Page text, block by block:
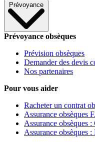
Prévoyance
Prévoyance obsèques
Prévision obsèques
Demander des devis
Nos partenaires
Pour vous aider
Racheter un contrat
Assurance obsèques
Assurance obsèques
Assurance obsèques